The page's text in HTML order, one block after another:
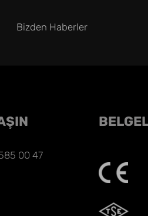
Bizden Haberler
00 47